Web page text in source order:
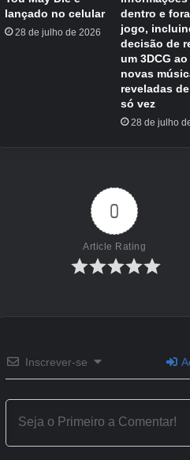
T para adolescente //
uso de tabaco, violência
Motor proprietário
Créditos Autor